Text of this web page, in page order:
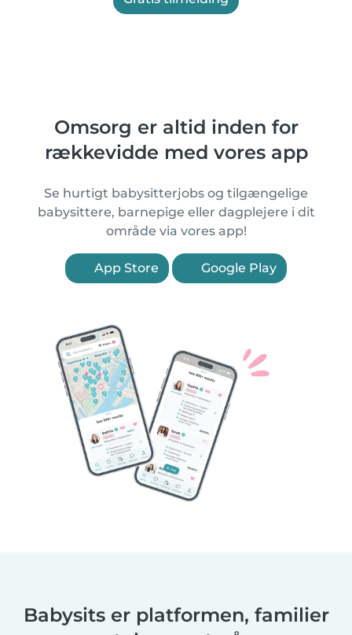
Omsorg er altid inden for
rækkevidde med vores app
Se hurtigt babysitterjobs og tilgængelige
babysittere, barnepige eller dagplejere i dit
område via vores app!
App Store Google Play
Babysits er platformen, familier